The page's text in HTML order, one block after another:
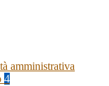
amministrativa
4